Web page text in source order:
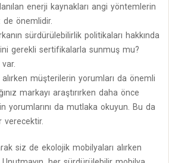
enerji kaynakları angi yöntemlerin
de önemlidir.
sürdürülebilirlik politikaları hakkında
gerekli sertifikalarla sunmuş mu?
müşterilerin yorumları da önemli
markayı araştırırken daha önce
yorumlarını da mutlaka okuyun. Bu da
verecektir.
siz de ekolojik mobilyaları alırken